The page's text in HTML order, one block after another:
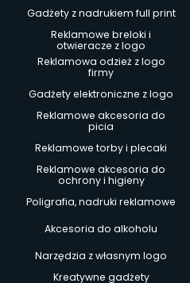
Gadżety z nadrukiem full print
Reklamowe breloki i
otwieracze z logo
Reklamowa odzież z logo
firmy
Gadżety elektroniczne z logo
Reklamowe akcesoria do
picia
Reklamowe torby i plecaki
Reklamowe akcesoria do
ochrony i higieny
Poligrafia, nadruki reklamowe
Akcesoria do alkoholu
Narzędzia z własnym logo
Kreatywne gadżety